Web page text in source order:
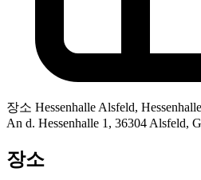
장소 Hessenhalle Alsfeld,
An d. Hessenhalle 1, 36304 Alsfeld,
장소